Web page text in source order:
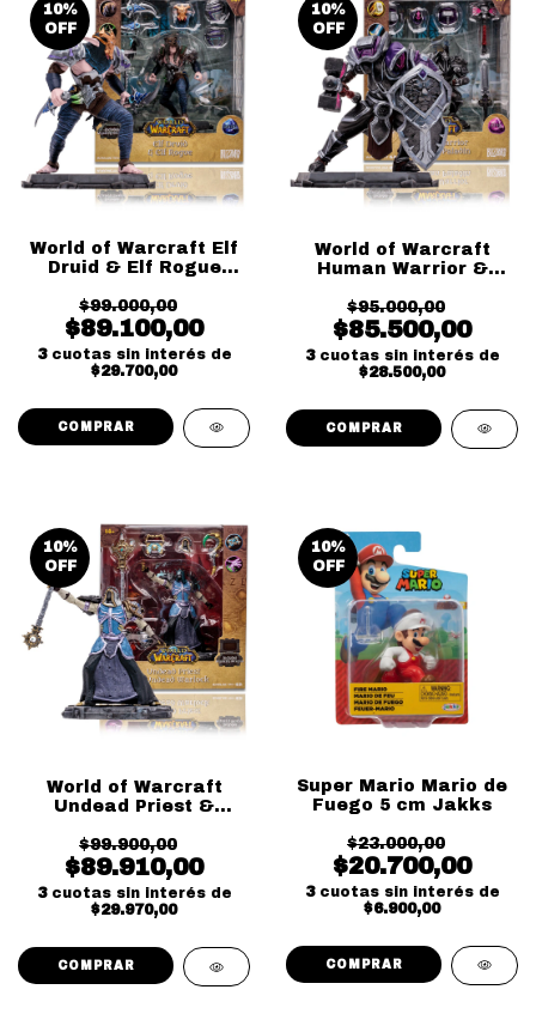
10%
OFF
World of Warcraft Elf
Druid & Elf Rogue
$99.000,00
$89.100,00
3 cuotas sin interés de
$29.700,00
10%
OFF
World of Warcraft
Human Warrior &
McFarlane
$95.000,00
$85.500,00
3 cuotas sin interés de
$28.500,00
10%
OFF
World of Warcraft
Undead Priest &
McFarlane
$99.900,00
$89.910,00
3 cuotas sin interés de
$29.970,00
10%
OFF
Super Mario Mario de
Fuego 5 cm Jakks
$23.000,00
$20.700,00
3 cuotas sin interés de
$6.900,00